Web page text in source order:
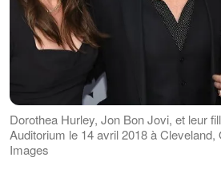
Dorothea Hurley, Jon Bon Jovi, et leur
Auditorium le 14 avril 2018 à
Images